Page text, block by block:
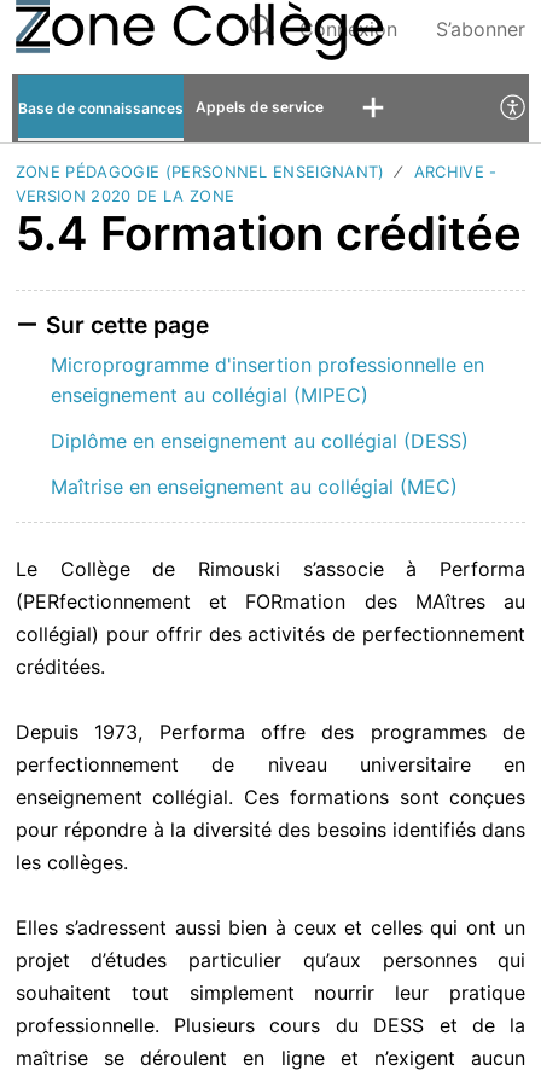
Connexion S’abonner
Base de connaissances Appels de service
ZONE PÉDAGOGIE (PERSONNEL ENSEIGNANT)
ARCHIVE -
VERSION 2020 DE LA ZONE
5.4 Formation créditée
Sur cette page
Microprogramme d'insertion professionnelle en
enseignement au collégial (MIPEC)
Diplôme en enseignement au collégial (DESS)
Maîtrise en enseignement au collégial (MEC)
Le Collège de Rimouski s’associe à Performa
(PERfectionnement et FORmation des MAîtres au
collégial) pour offrir des activités de perfectionnement
créditées.
Depuis 1973, Performa offre des programmes de
perfectionnement de niveau universitaire en
enseignement collégial. Ces formations sont conçues
pour répondre à la diversité des besoins identifiés dans
les collèges.
Elles s’adressent aussi bien à ceux et celles qui ont un
projet d’études particulier qu’aux personnes qui
souhaitent tout simplement nourrir leur pratique
professionnelle. Plusieurs cours du DESS et de la
maîtrise se déroulent en ligne et n’exigent aucun